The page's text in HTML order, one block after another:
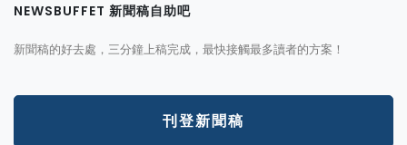
NEWSBUFFET 新聞稿自助吧
新聞稿的好去處，三分鐘上稿完成，最快接觸最多讀者的方案！
刊登新聞稿